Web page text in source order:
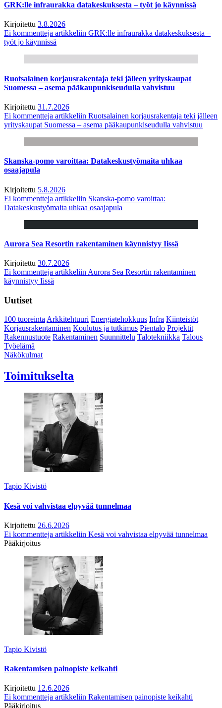
GRK:lle infraurakka datakeskuksesta – työt jo käynnissä
Kirjoitettu 3.8.2026
Ei kommentteja artikkeliin GRK:lle infraurakka datakeskuksesta –
työt jo käynnissä
Ruotsalainen korjausrakentaja teki jälleen yrityskaupat
Suomessa – asema pääkaupunkiseudulla vahvistuu
Kirjoitettu 31.7.2026
Ei kommentteja artikkeliin Ruotsalainen korjausrakentaja teki jälleen
yrityskaupat Suomessa – asema pääkaupunkiseudulla vahvistuu
Skanska-pomo varoittaa: Datakeskustyömaita uhkaa
osaajapula
Kirjoitettu 5.8.2026
Ei kommentteja artikkeliin Skanska-pomo varoittaa:
Datakeskustyömaita uhkaa osaajapula
Aurora Sea Resortin rakentaminen käynnistyy Iissä
Kirjoitettu 30.7.2026
Ei kommentteja artikkeliin Aurora Sea Resortin rakentaminen
käynnistyy Iissä
Uutiset
100 tuoreintaArkkitehtuuri Energiatehokkuus Infra Kiinteistöt
Korjausrakentaminen Koulutus ja tutkimus Pientalo Projektit
Rakennustuote Rakentaminen Suunnittelu Talotekniikka Talous
Työelämä
Näkökulmat
Toimitukselta
Tapio Kivistö
Kesä voi vahvistaa elpyvää tunnelmaa
Kirjoitettu 26.6.2026
Ei kommentteja artikkeliin Kesä voi vahvistaa elpyvää tunnelmaa
Pääkirjoitus
Tapio Kivistö
Rakentamisen painopiste keikahti
Kirjoitettu 12.6.2026
Ei kommentteja artikkeliin Rakentamisen painopiste keikahti
Pääkirjoitus